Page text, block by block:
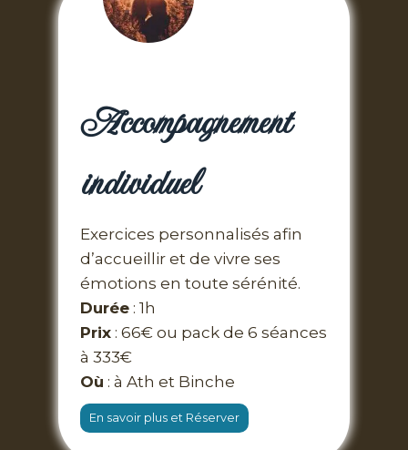
Accompagnement
individuel
Exercices personnalisés afin
d’accueillir et de vivre ses
émotions en toute sérénité.
Durée : 1h
Prix : 66€ ou pack de 6 séances
à 333€
Où : à Ath et Binche
En savoir plus et Réserver